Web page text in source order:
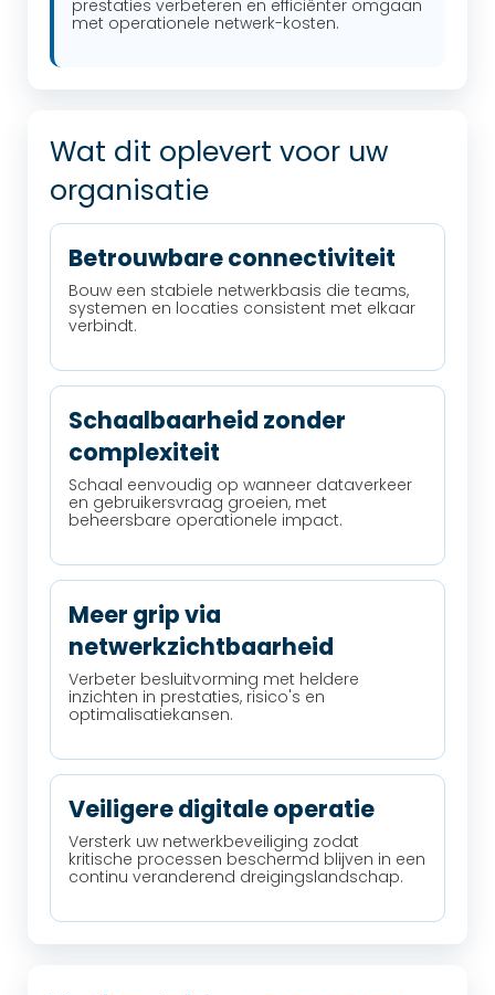
prestaties verbeteren en efficiënter omgaan
met operationele netwerk-kosten.
Wat dit oplevert voor uw
organisatie
Betrouwbare connectiviteit
Bouw een stabiele netwerkbasis die teams,
systemen en locaties consistent met elkaar
verbindt.
Schaalbaarheid zonder
complexiteit
Schaal eenvoudig op wanneer dataverkeer
en gebruikersvraag groeien, met
beheersbare operationele impact.
Meer grip via
netwerkzichtbaarheid
Verbeter besluitvorming met heldere
inzichten in prestaties, risico's en
optimalisatiekansen.
Veiligere digitale operatie
Versterk uw netwerkbeveiliging zodat
kritische processen beschermd blijven in een
continu veranderend dreigingslandschap.